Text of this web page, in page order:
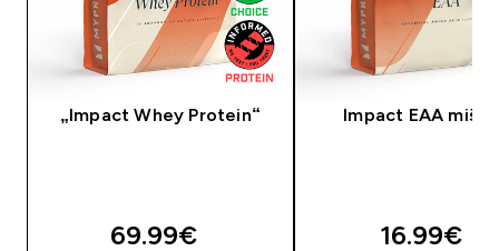
„Impact Whey Protein“
69.99€‎
Impact EAA
16.99€‎